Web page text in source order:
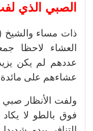
الصبي الذي
ذات مساء والشيخ
العشاء لاحظا
عددهم لم يكن يزيد
عشاءهم على مائدة
ولفت الأنظار
فوق بالطو لا